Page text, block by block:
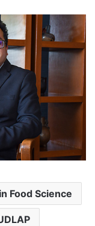
Food Science